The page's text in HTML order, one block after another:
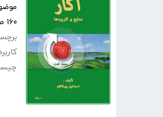
۱۶۰ صفحه